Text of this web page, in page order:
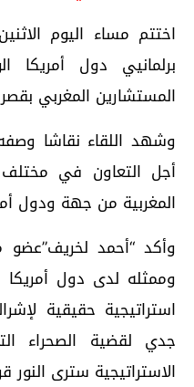
اختتم مساء اليوم
برلمانيي دول
المستشارين المغربي بقصر
وشهد اللقاء نقاشا
أجل التعاون في مختلف
المغربية من جهة ودول
وأكد “أحمد لخريف”عضو
وممثله لدى دول أمريكا
استراتيجية حقيقية
جدي لقضية الصحراء
الاستراتيجية سترى النور